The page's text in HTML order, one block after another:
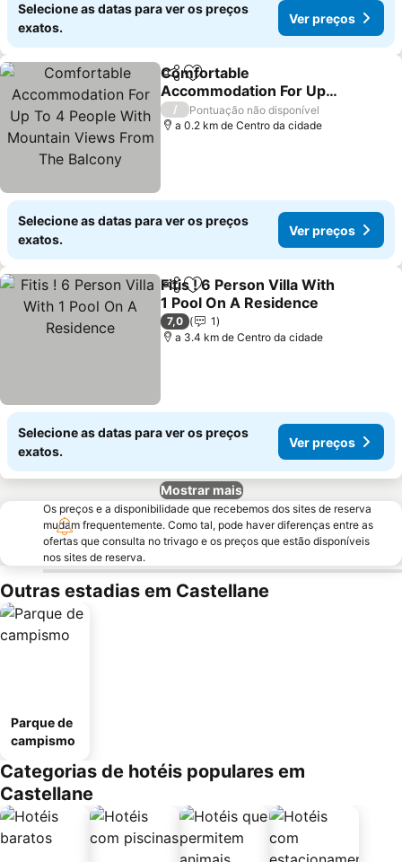
Selecione as datas para ver os preços
exatos.
Ver preços
PartilharAdicionar aos favoritos
Comfortable
Accommodation For Up
To 4 People With
Mountain Views From
Ver preços
/
Pontuação não disponível
a 0.2 km de Centro da cidade
Selecione as datas para ver os preços
exatos.
Ver preços
PartilharAdicionar aos favoritos
Fitis ! 6 Person Villa With
1 Pool On A Residence
Ver preços
7,0
1
a 3.4 km de Centro da cidade
Selecione as datas para ver os preços
exatos.
Ver preços
Mostrar mais
Os preços e a disponibilidade que recebemos dos sites de reserva
mudam frequentemente. Como tal, pode haver diferenças entre as
ofertas que consulta no trivago e os preços que estão disponíveis
nos sites de reserva.
Outras estadias em Castellane
Parque de
campismo
Categorias de hotéis populares em
Castellane